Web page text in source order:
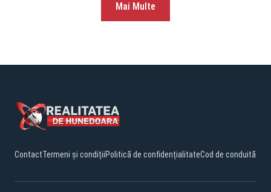
Mai Multe
ContactTermeni și condițiiPolitică de confidențialitateCod de conduită